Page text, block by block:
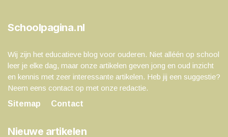
Schoolpagina.nl
Wij zijn het educatieve blog voor ouderen. Niet alléén op school
leer je elke dag, maar onze artikelen geven jong en oud inzicht
en kennis met zeer interessante artikelen. Heb jij een suggestie?
Neem eens contact op met onze redactie.
Sitemap
Contact
Nieuwe artikelen